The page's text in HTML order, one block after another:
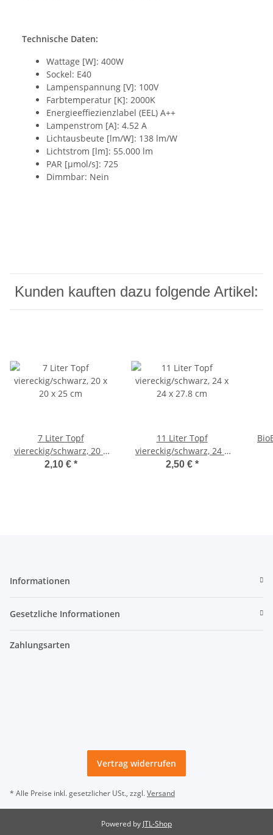
Technische Daten:
Wattage [W]: 400W
Sockel: E40
Lampenspannung [V]: 100V
Farbtemperatur [K]: 2000K
Energieeffiezienzlabel (EEL) A++
Lampenstrom [A]: 4.52 A
Lichtausbeute [lm/W]: 138 lm/W
Lichtstrom [lm]: 55.000 lm
PAR [µmol/s]: 725
Dimmbar: Nein
Kunden kauften dazu folgende Artikel:
7 Liter Topf
viereckig/schwarz, 20 x
20 x 25 cm
2,10 € *
11 Liter Topf
viereckig/schwarz, 24 x
24 x 27.8 cm
2,50 € *
Informationen
Gesetzliche Informationen
Zahlungsarten
Vertrag widerrufen
* Alle Preise inkl. gesetzlicher USt., zzgl.Versand
Powered by JTL-Shop